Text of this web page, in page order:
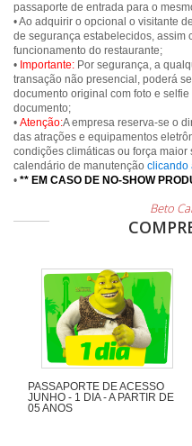
passaporte de entrada para o
• Ao adquirir o opcional o visitante
de segurança estabelecidos, assim
funcionamento do restaurante;
• Importante: Por segurança, a
transação não presencial, poderá
documento original com foto e
documento;
• Atenção:A empresa reserva-se o
das atrações e equipamentos
condições climáticas ou força
calendário de manutenção clicando
• ** EM CASO DE NO-SHOW
Beto
PASSAPORTE DE ACESSO
JUNHO - 1 DIA - A PARTIR DE
05 ANOS